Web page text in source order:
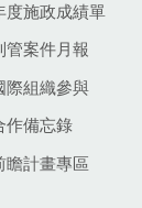
度施政成績單
管案件月報
際組織參與
作備忘錄
瞻計畫專區